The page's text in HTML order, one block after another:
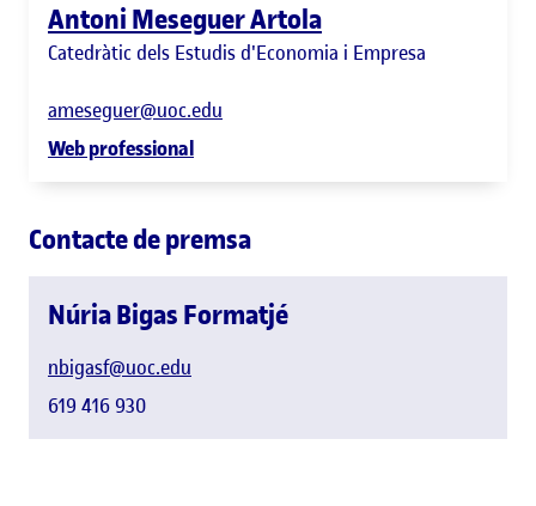
Antoni Meseguer Artola
Catedràtic dels Estudis d'Economia i Empresa
ameseguer@uoc.edu
Web professional
Contacte de premsa
Núria Bigas Formatjé
nbigasf@uoc.edu
619 416 930